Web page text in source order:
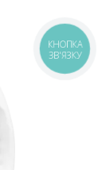
КНОПКА
ЗВ'ЯЗКУ